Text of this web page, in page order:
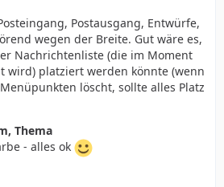
Postausgang, Entwürfe,
wegen der Breite. Gut wäre es,
Nachrichtenliste (die im Moment
wird) platziert werden könnte (wenn
löscht, sollte alles Platz
Thema
- alles ok